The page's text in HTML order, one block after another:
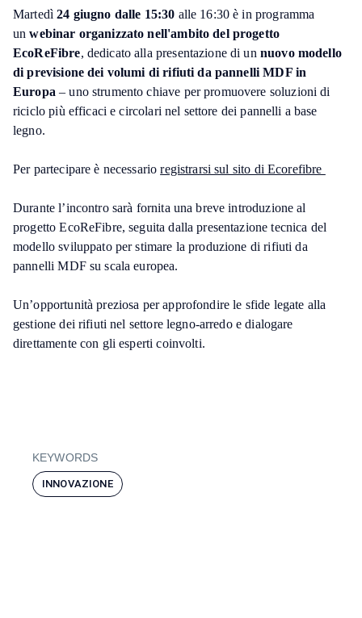
Martedì24 giugno dalle 15:30 alle 16:30 è in programma
unwebinar organizzato nell'ambito del progetto
EcoReFibre, dedicato alla presentazione di un nuovo modello
di previsione dei volumi di rifiuti da pannelli MDF in
Europa – uno strumento chiave per promuovere soluzioni di
riciclo più efficaci e circolari nel settore dei pannelli a base
legno.
Per partecipare è necessarioregistrarsi sul sito di Ecorefibre
Durante l’incontro sarà fornita una breve introduzione al
progetto EcoReFibre, seguita dalla presentazione tecnica del
modello sviluppato per stimare la produzione di rifiuti da
pannelli MDF su scala europea.
Un’opportunità preziosa per approfondire le sfide legate alla
gestione dei rifiuti nel settore legno-arredo e dialogare
direttamente con gli esperti coinvolti.
KEYWORDS
INNOVAZIONE